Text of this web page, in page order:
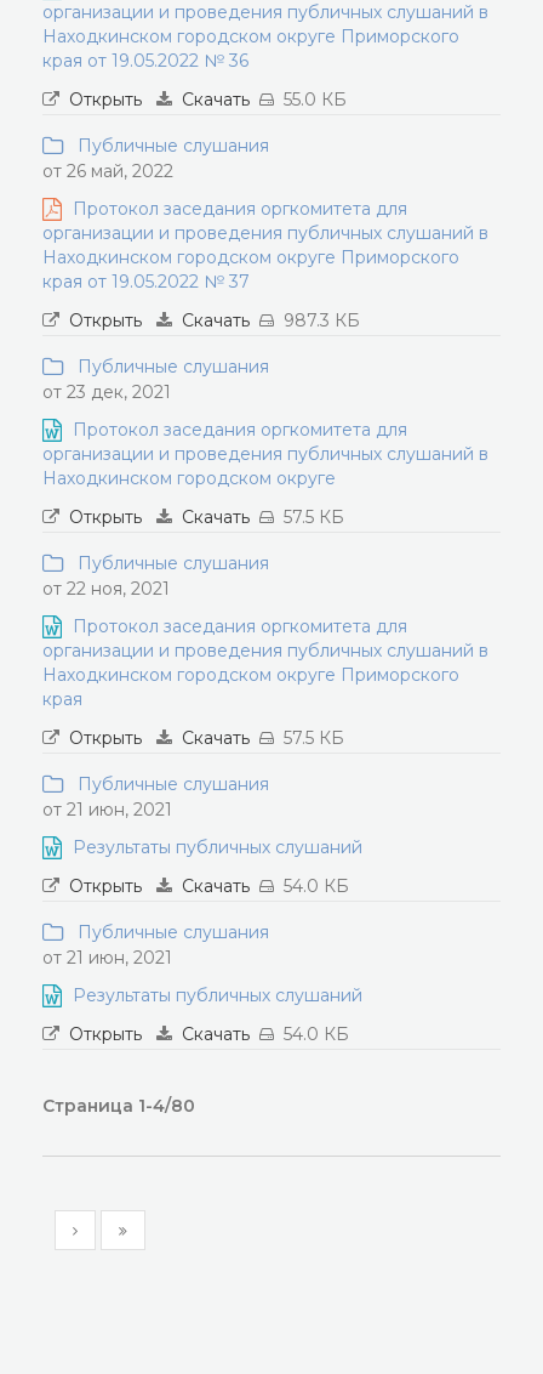
организации и проведения публичных слушаний в
Находкинском городском округе Приморского
края от 19.05.2022 № 36
Открыть
Скачать 55.0 КБ
Публичные слушания
от 26 май, 2022
Протокол заседания оргкомитета для
организации и проведения публичных слушаний в
Находкинском городском округе Приморского
края от 19.05.2022 № 37
Открыть
Скачать 987.3 КБ
Публичные слушания
от 23 дек, 2021
Протокол заседания оргкомитета для
организации и проведения публичных слушаний в
Находкинском городском округе
Открыть
Скачать 57.5 КБ
Публичные слушания
от 22 ноя, 2021
Протокол заседания оргкомитета для
организации и проведения публичных слушаний в
Находкинском городском округе Приморского
края
Открыть
Скачать 57.5 КБ
Публичные слушания
от 21 июн, 2021
Результаты публичных слушаний
Открыть
Скачать 54.0 КБ
Публичные слушания
от 21 июн, 2021
Результаты публичных слушаний
Открыть
Скачать 54.0 КБ
Страница 1-4/80